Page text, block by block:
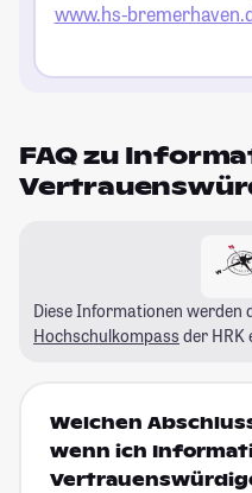
www.hs-
FAQ zu
Diese Informationen werden
Hochschulkompass der HRK
Welchen
wenn ich